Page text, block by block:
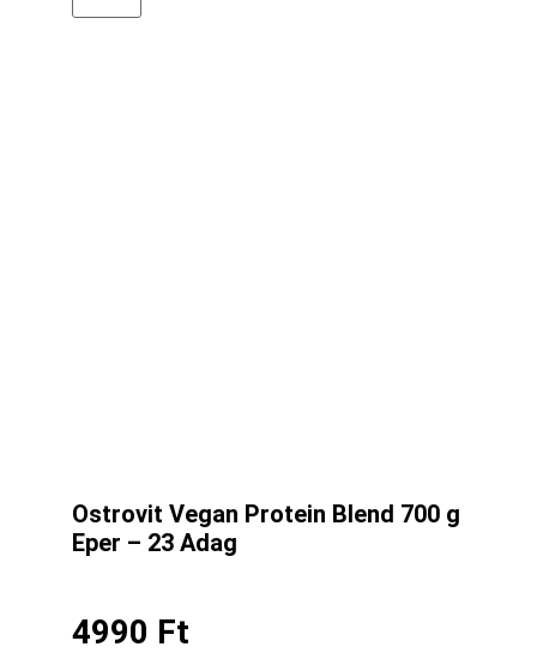
Ostrovit Vegan Protein Blend 700 g
Eper – 23 Adag
4990 Ft